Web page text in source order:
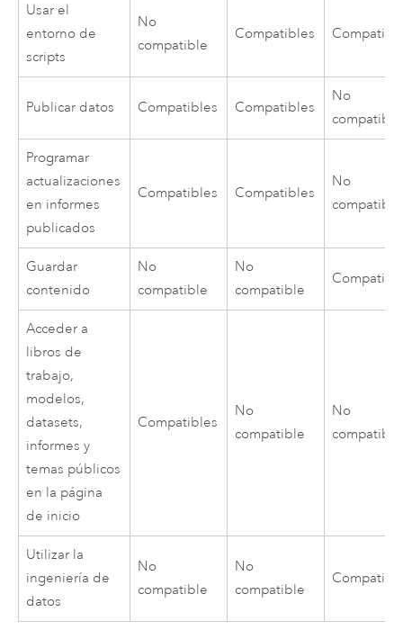
Usar el
entorno de
scripts
No
compatible
Compatibles
Publicar datos Compatibles Compatibles
No
compatible
Programar
actualizaciones
en informes
publicados
Compatibles Compatibles
No
compatible
Guardar
contenido
No
compatible
No
compatible
Acceder a
libros de
trabajo,
modelos,
datasets,
informes y
temas públicos
en la página
de inicio
Compatibles
No
compatible
No
compatible
Utilizar la
ingeniería de
datos
No
compatible
No
compatible